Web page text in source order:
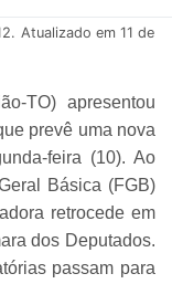
Atualizado em 11 de
TO) apresentou
prevê uma nova
feira (10). Ao
Básica (FGB)
retrocede em
dos Deputados.
passam para